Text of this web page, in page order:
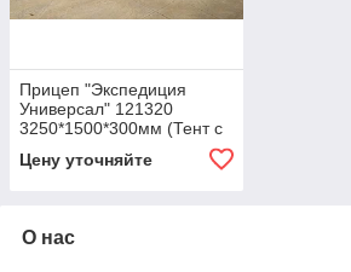
Прицеп "Экспедиция
Универсал" 121320
3250*1500*300мм (Тент с
подкатное колесо)
Цену уточняйте
О нас